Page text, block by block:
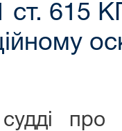
ст. 615
про